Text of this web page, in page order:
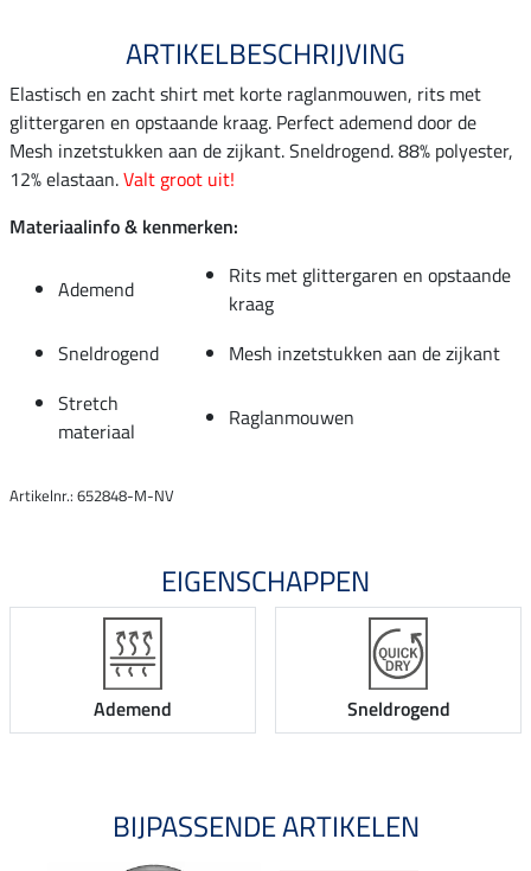
ARTIKELBESCHRIJVING
Elastisch en zacht shirt met korte raglanmouwen, rits met
glittergaren en opstaande kraag. Perfect ademend door de
Mesh inzetstukken aan de zijkant. Sneldrogend. 88% polyester,
12% elastaan.Valt groot uit!
Materiaalinfo & kenmerken:
Ademend
Rits met glittergaren en opstaande
kraag
Sneldrogend
Mesh inzetstukken aan de zijkant
Stretch
materiaal
Raglanmouwen
Artikelnr.: 652848-M-NV
EIGENSCHAPPEN
Ademend Sneldrogend
BIJPASSENDE ARTIKELEN